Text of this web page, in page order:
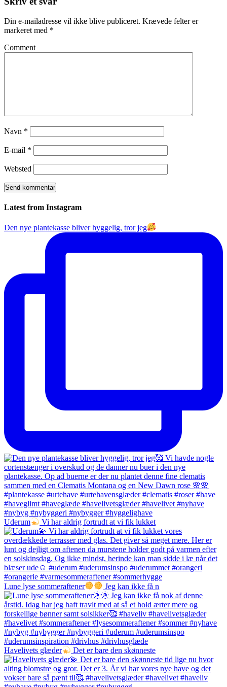
Din e-mailadresse vil ikke blive publiceret. Krævede felter er
markeret med *
Comment
Navn *
E-mail *
Websted
Latest from Instagram
Den nye plantekasse bliver hyggelig, tror jeg
Uderum Vi har aldrig fortrudt at vi fik lukket
Lune lyse sommeraftener Jeg kan ikke få n
Havelivets glæder Det er bare den skønneste